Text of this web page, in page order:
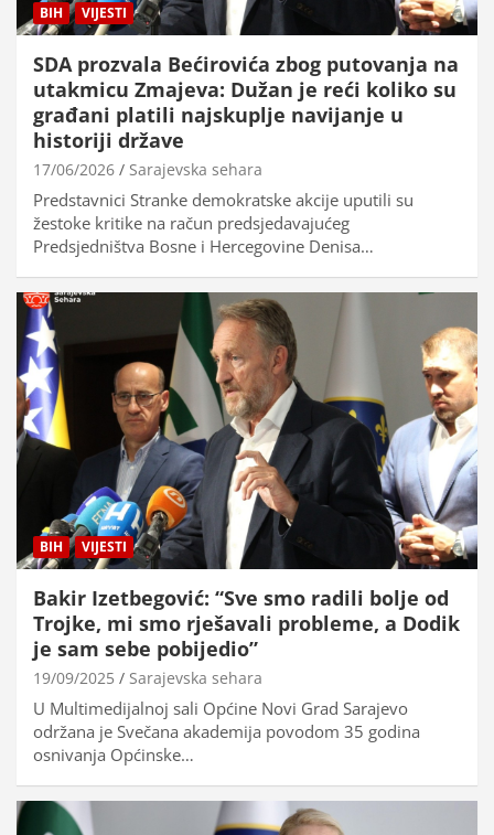
BIH VIJESTI
SDA prozvala Bećirovića zbog putovanja na
utakmicu Zmajeva: Dužan je reći koliko su
građani platili najskuplje navijanje u
historiji države
17/06/2026 Sarajevska sehara
Predstavnici Stranke demokratske akcije uputili su
žestoke kritike na račun predsjedavajućeg
Predsjedništva Bosne i Hercegovine Denisa…
BIH VIJESTI
Bakir Izetbegović: “Sve smo radili bolje od
Trojke, mi smo rješavali probleme, a Dodik
je sam sebe pobijedio”
19/09/2025 Sarajevska sehara
U Multimedijalnoj sali Općine Novi Grad Sarajevo
održana je Svečana akademija povodom 35 godina
osnivanja Općinske…